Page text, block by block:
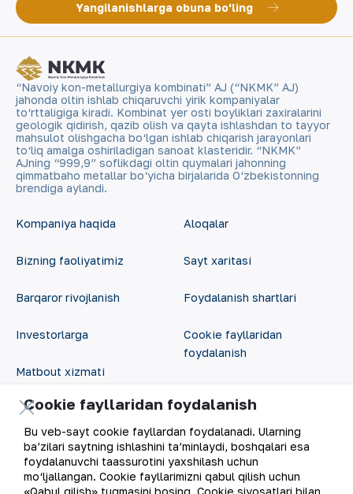
Yangilanishlarga obuna bo'ling
“Navoiy kon-metallurgiya kombinati” AJ (“NKMK” AJ)
jahonda oltin ishlab chiqaruvchi yirik kompaniyalar
to‘rttaligiga kiradi. Kombinat yer osti boyliklari zaxiralarini
geologik qidirish, qazib olish va qayta ishlashdan to tayyor
mahsulot olishgacha bo‘lgan ishlab chiqarish jarayonlari
to‘liq amalga oshiriladigan sanoat klasteridir. “NKMK”
AJning “999,9” soflikdagi oltin quymalari jahonning
qimmatbaho metallar bo‘yicha birjalarida O‘zbekistonning
brendiga aylandi.
Kompaniya haqida
Bizning faoliyatimiz
Barqaror rivojlanish
Investorlarga
Matbout xizmati
Karyera
Raqamli hukumat
Aloqalar
Sayt xaritasi
Foydalanish shartlari
Cookie fayllaridan
foydalanish
RSS feed
Cookie fayllaridan foydalanish
Bu veb-sayt cookie fayllardan foydalanadi. Ularning
ba’zilari saytning ishlashini ta’minlaydi, boshqalari esa
foydalanuvchi taassurotini yaxshilash uchun
mo‘ljallangan. Cookie fayllarimizni qabul qilish uchun
«Qabul qilish» tugmasini bosing. Cookie siyosatlari bilan